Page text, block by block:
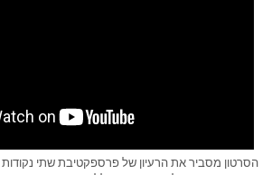
הסרטון מסביר את הרעיון של פרספקטיבת שתי נקודות